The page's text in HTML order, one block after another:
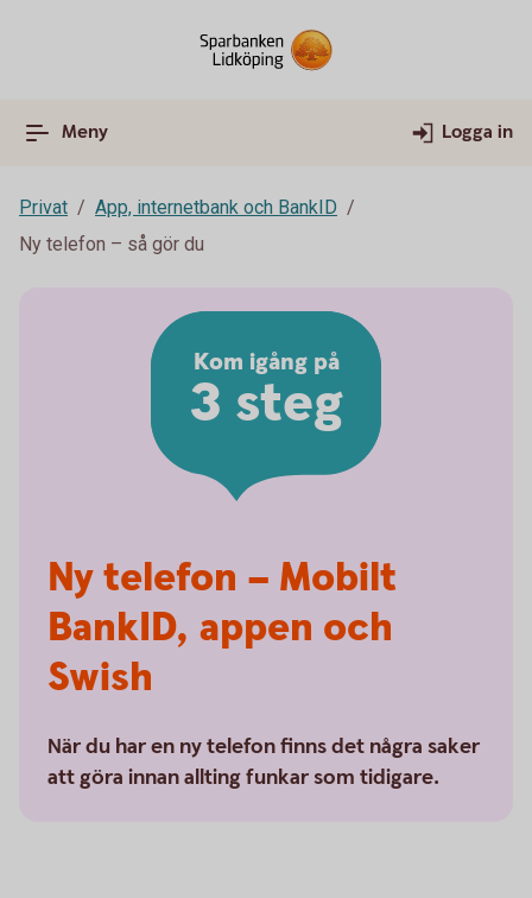
Meny Logga in
Privat
App, internetbank och BankID
Ny telefon – så gör du
Ny telefon – Mobilt
BankID, appen och
Swish
När du har en ny telefon finns det några saker
att göra innan allting funkar som tidigare.
Kom igång på
3 steg